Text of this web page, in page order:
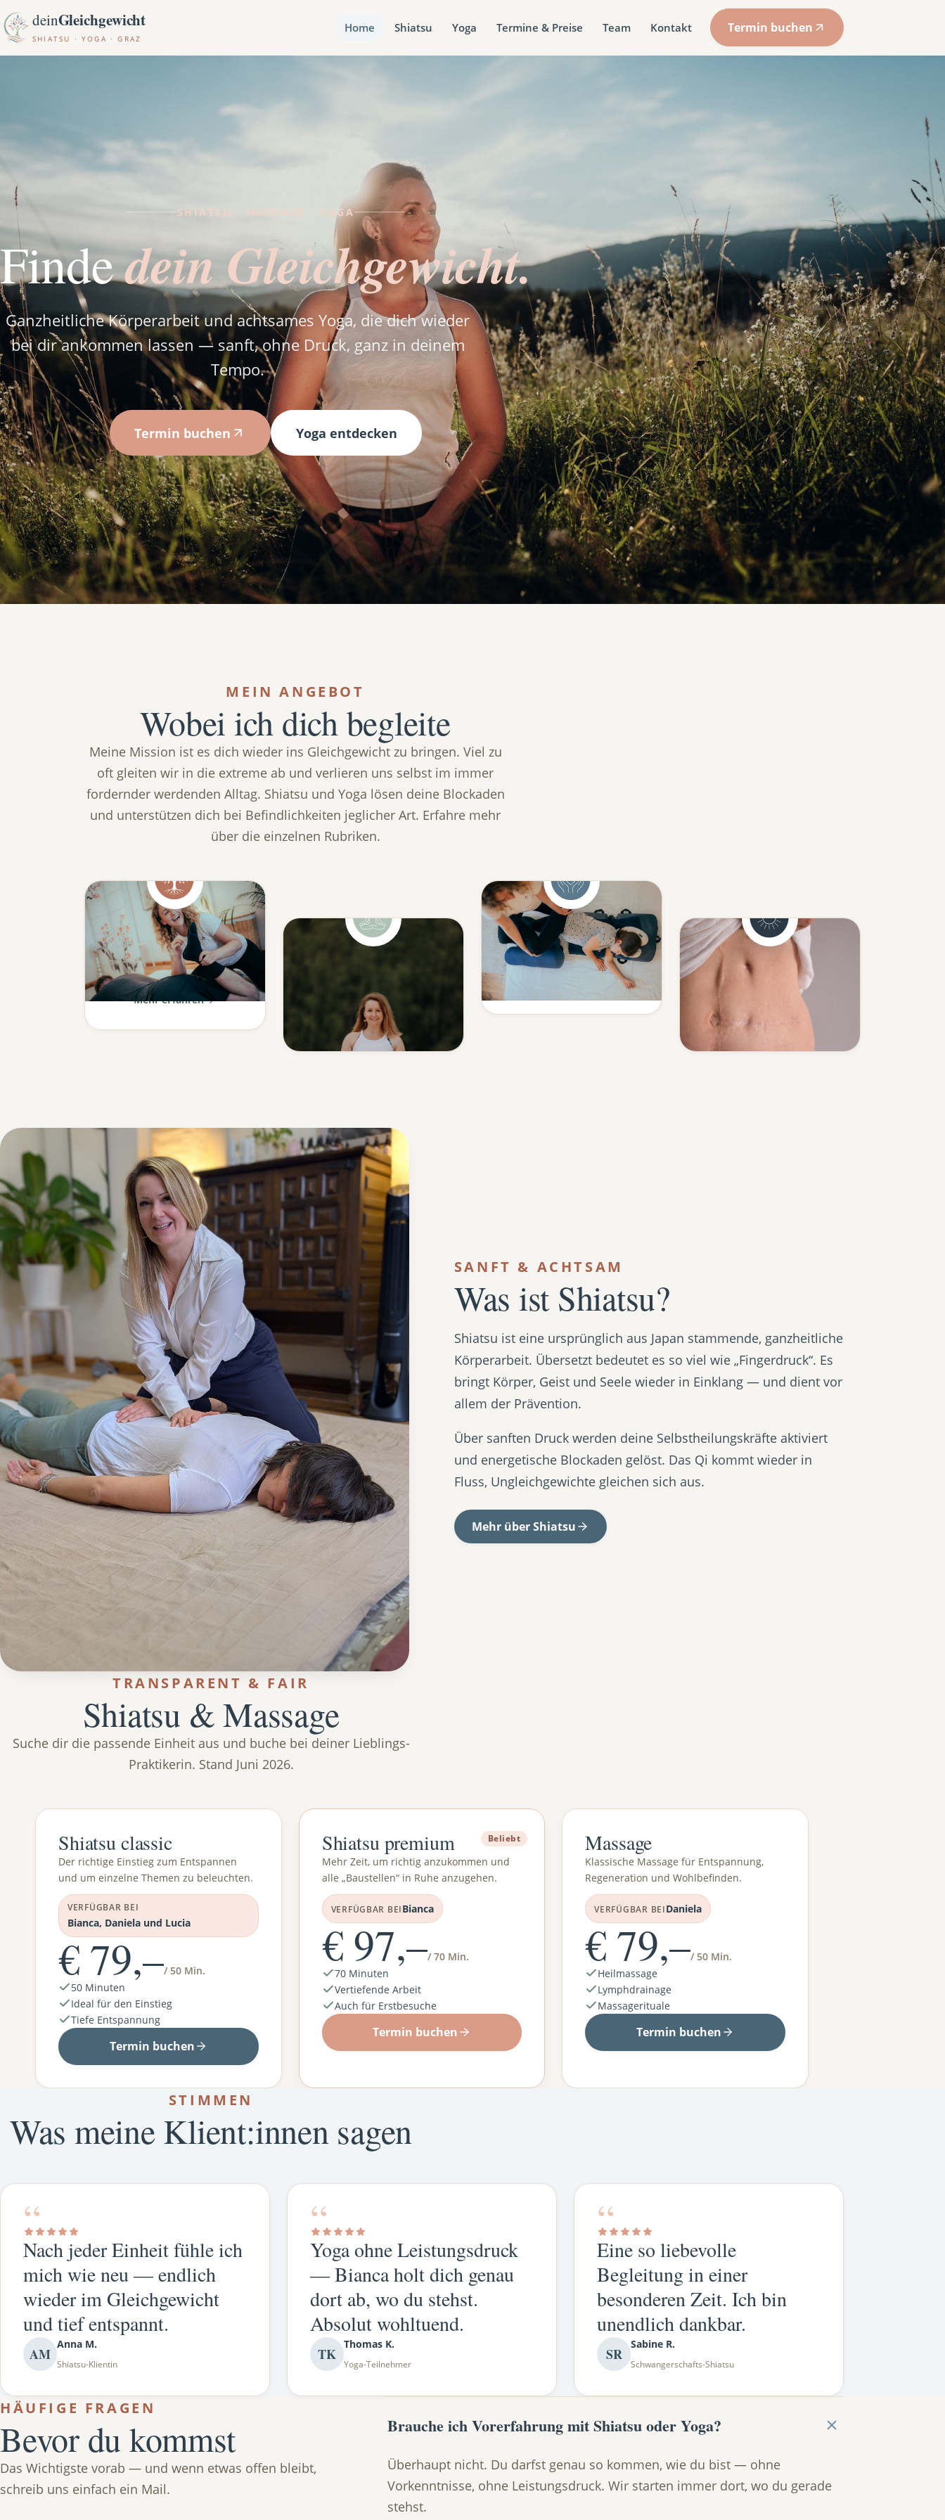
deinGleichgewicht
SHIATSU · YOGA · GRAZ
Home Shiatsu Yoga Termine & Preise Team Kontakt Termin buchen
SHIATSU · MASSAGE · YOGA
Findedein Gleichgewicht.
Ganzheitliche Körperarbeit und achtsames Yoga, die dich wieder
bei dir ankommen lassen — sanft, ohne Druck, ganz in deinem
Tempo.
Termin buchen Yoga entdecken
MEIN ANGEBOT
Wobei ich dich begleite
Meine Mission ist es dich wieder ins Gleichgewicht zu bringen. Viel zu
oft gleiten wir in die extreme ab und verlieren uns selbst im immer
fordernder werdenden Alltag. Shiatsu und Yoga lösen deine Blockaden
und unterstützen dich bei Befindlichkeiten jeglicher Art. Erfahre mehr
über die einzelnen Rubriken.
Shiatsu & Massage
Ganzheitliche Körperarbeit
aus Japan & klassische
Massage.
Mehr erfahren
Leistungsdruck.
Mehr erfahren
Schwangerschaft
Sanfte Begleitung in einer
besonderen Zeit.
Narbenentstörung
Spannungen rund um Narben
Mehr erfahren
SANFT & ACHTSAM
Was ist Shiatsu?
Shiatsu ist eine ursprünglich aus Japan stammende, ganzheitliche
Körperarbeit. Übersetzt bedeutet es so viel wie „Fingerdruck“. Es
bringt Körper, Geist und Seele wieder in Einklang — und dient vor
allem der Prävention.
Über sanften Druck werden deine Selbstheilungskräfte aktiviert
und energetische Blockaden gelöst. Das Qi kommt wieder in
Fluss, Ungleichgewichte gleichen sich aus.
Mehr über Shiatsu
TRANSPARENT & FAIR
Shiatsu & Massage
Suche dir die passende Einheit aus und buche bei deiner Lieblings-
Praktikerin. Stand Juni 2026.
Shiatsu classic
Der richtige Einstieg zum Entspannen
und um einzelne Themen zu beleuchten.
VERFÜGBAR BEI
Bianca, Daniela und Lucia
€ 79,–/ 50 Min.
50 Minuten
Ideal für den Einstieg
Tiefe Entspannung
Termin buchen
Beliebt
Shiatsu premium
Mehr Zeit, um richtig anzukommen und
alle „Baustellen“ in Ruhe anzugehen.
VERFÜGBAR BEIBianca
€ 97,–/ 70 Min.
70 Minuten
Vertiefende Arbeit
Auch für Erstbesuche
Termin buchen
Massage
Klassische Massage für Entspannung,
Regeneration und Wohlbefinden.
VERFÜGBAR BEIDaniela
€ 79,–/ 50 Min.
Heilmassage
Lymphdrainage
Massagerituale
Termin buchen
STIMMEN
Was meine Klient:innen sagen
“
Nach jeder Einheit fühle ich
mich wie neu — endlich
wieder im Gleichgewicht
und tief entspannt.
AM
Anna M.
Shiatsu-Klientin
“
Yoga ohne Leistungsdruck
— Bianca holt dich genau
dort ab, wo du stehst.
Absolut wohltuend.
TK
Thomas K.
Yoga-Teilnehmer
“
Eine so liebevolle
Begleitung in einer
besonderen Zeit. Ich bin
unendlich dankbar.
SR
Sabine R.
Schwangerschafts-Shiatsu
HÄUFIGE FRAGEN
Bevor du kommst
Das Wichtigste vorab — und wenn etwas offen bleibt,
schreib uns einfach ein Mail.
Brauche ich Vorerfahrung mit Shiatsu oder Yoga?
Überhaupt nicht. Du darfst genau so kommen, wie du bist — ohne
Vorkenntnisse, ohne Leistungsdruck. Wir starten immer dort, wo du gerade
stehst.